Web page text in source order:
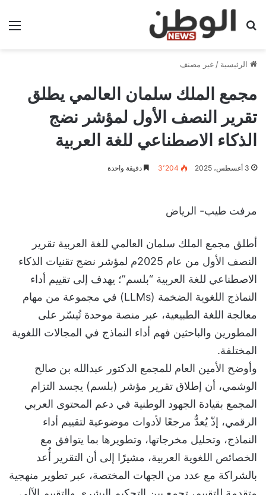
بحث عن
الرئيسية / غير مصنف
مجمع الملك سلمان العالمي يطلق
تقرير النصف الأول لمؤشر نضج
الذكاء الاصطناعي للغة العربية
3 أغسطس، 2025 3٬204 دقيقة واحدة
مرفت طيب- الرياض
أطلق مجمع الملك سلمان العالمي للغة العربية تقرير
النصف الأول من عام 2025م لمؤشر نضج تقنيات الذكاء
الاصطناعي للغة العربية “بلسم”؛ يهدف إلى تقييم أداء
النماذج اللغوية الضخمة (LLMs) في مجموعة من مهام
معالجة اللغة الطبيعية، عبر منصة موحدة تُيسّر على
المطورين والباحثين فهم أداء النماذج في المجالات اللغوية
المختلفة.
وأوضح الأمين العام للمجمع الدكتور عبدالله بن صالح
الوشمي، أن إطلاق تقرير مؤشر (بلسم) يجسد التزام
المجمع بقيادة الجهود الوطنية في دعم المحتوى العربي
الرقمي، إذّ يُعدٌّ مرجعًا لأدوات موضوعية لتقييم أداء
النماذج، وتحليل مخرجاتها، وتطويرها بما يتوافق مع
الخصائص اللغوية العربية، مشيرًا إلى أن التقرير أُعد
بالشراكة مع عدد من الجهات المختصة، عبر تطوير منهجية